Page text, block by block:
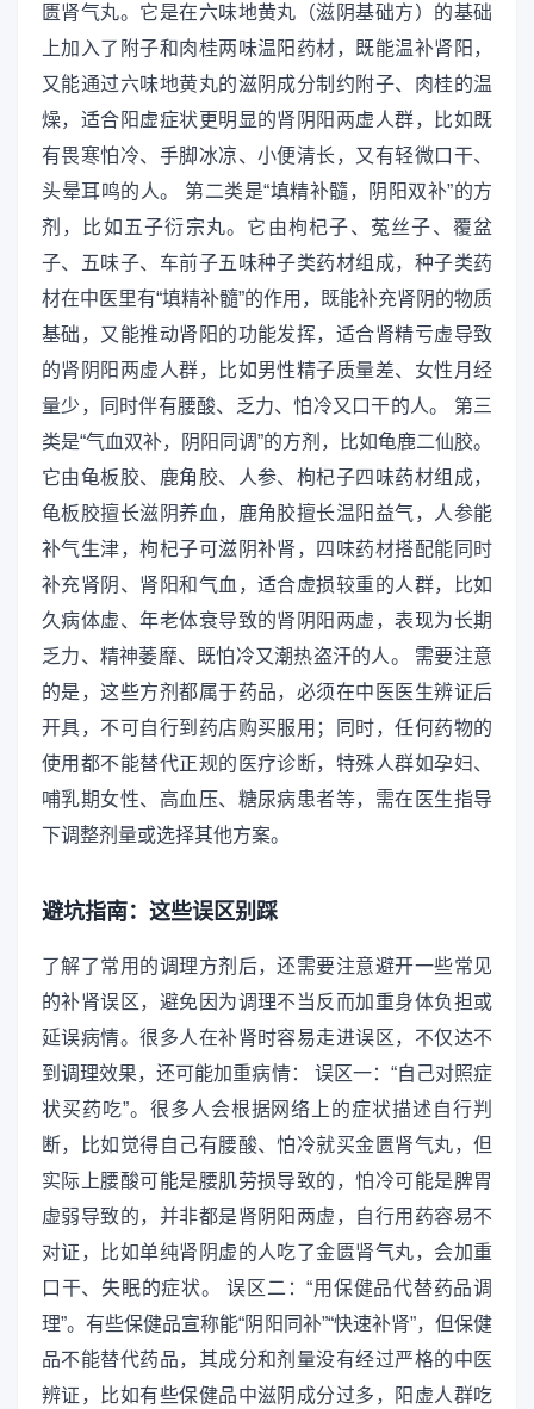
匮肾气丸。它是在六味地黄丸（滋阴基础方）的基础
上加入了附子和肉桂两味温阳药材，既能温补肾阳，
又能通过六味地黄丸的滋阴成分制约附子、肉桂的温
燥，适合阳虚症状更明显的肾阴阳两虚人群，比如既
有畏寒怕冷、手脚冰凉、小便清长，又有轻微口干、
头晕耳鸣的人。 第二类是“填精补髓，阴阳双补”的方
剂，比如五子衍宗丸。它由枸杞子、菟丝子、覆盆
子、五味子、车前子五味种子类药材组成，种子类药
材在中医里有“填精补髓”的作用，既能补充肾阴的物质
基础，又能推动肾阳的功能发挥，适合肾精亏虚导致
的肾阴阳两虚人群，比如男性精子质量差、女性月经
量少，同时伴有腰酸、乏力、怕冷又口干的人。 第三
类是“气血双补，阴阳同调”的方剂，比如龟鹿二仙胶。
它由龟板胶、鹿角胶、人参、枸杞子四味药材组成，
龟板胶擅长滋阴养血，鹿角胶擅长温阳益气，人参能
补气生津，枸杞子可滋阴补肾，四味药材搭配能同时
补充肾阴、肾阳和气血，适合虚损较重的人群，比如
久病体虚、年老体衰导致的肾阴阳两虚，表现为长期
乏力、精神萎靡、既怕冷又潮热盗汗的人。 需要注意
的是，这些方剂都属于药品，必须在中医医生辨证后
开具，不可自行到药店购买服用；同时，任何药物的
使用都不能替代正规的医疗诊断，特殊人群如孕妇、
哺乳期女性、高血压、糖尿病患者等，需在医生指导
下调整剂量或选择其他方案。
避坑指南：这些误区别踩
了解了常用的调理方剂后，还需要注意避开一些常见
的补肾误区，避免因为调理不当反而加重身体负担或
延误病情。很多人在补肾时容易走进误区，不仅达不
到调理效果，还可能加重病情： 误区一：“自己对照症
状买药吃”。很多人会根据网络上的症状描述自行判
断，比如觉得自己有腰酸、怕冷就买金匮肾气丸，但
实际上腰酸可能是腰肌劳损导致的，怕冷可能是脾胃
虚弱导致的，并非都是肾阴阳两虚，自行用药容易不
对证，比如单纯肾阴虚的人吃了金匮肾气丸，会加重
口干、失眠的症状。 误区二：“用保健品代替药品调
理”。有些保健品宣称能“阴阳同补”“快速补肾”，但保健
品不能替代药品，其成分和剂量没有经过严格的中医
辨证，比如有些保健品中滋阴成分过多，阳虚人群吃